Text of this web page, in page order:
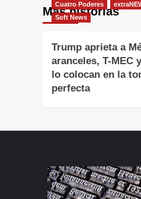
Más historias
Cuatro Poderes
Soft News
Trump aprieta a
aranceles, T-MEC
lo colocan en la
perfecta